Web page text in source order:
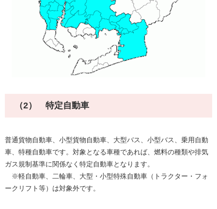
（2） 特定自動車
普通貨物自動車、小型貨物自動車、大型バス、小型バス、乗用自動
車、特種自動車です。対象となる車種であれば、燃料の種類や排気
ガス規制基準に関係なく特定自動車となります。
※軽自動車、二輪車、大型・小型特殊自動車（トラクター・フォ
ークリフト等）は対象外です。